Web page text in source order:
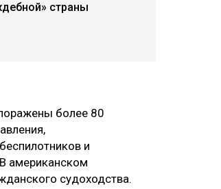
страны
более 80
и
американском
судоходства.